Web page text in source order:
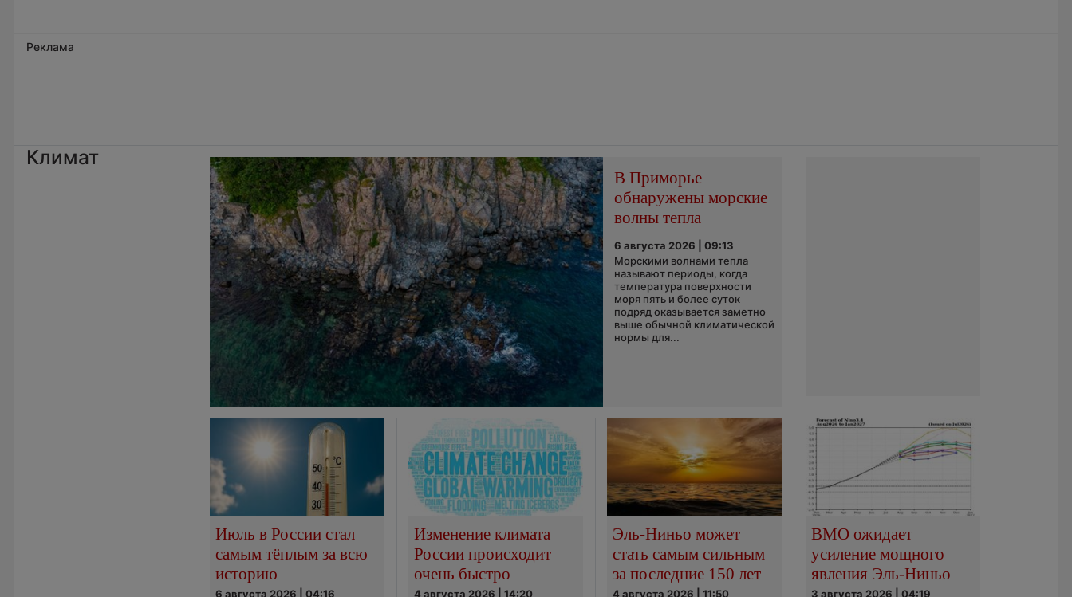
Реклама
Климат
В Приморье
обнаружены морские
волны тепла
6 августа 2026 | 09:13
Морскими волнами тепла
называют периоды, когда
температура поверхности
моря пять и более суток
подряд оказывается заметно
выше обычной климатической
нормы для...
Июль в России стал
самым тёплым за всю
историю
6 августа 2026 | 04:16
Изменение климата
России происходит
очень быстро
4 августа 2026 | 14:20
Эль-Ниньо может
стать самым сильным
за последние 150 лет
4 августа 2026 | 11:50
ВМО ожидает
усиление мощного
явления Эль-Ниньо
3 августа 2026 | 04:19